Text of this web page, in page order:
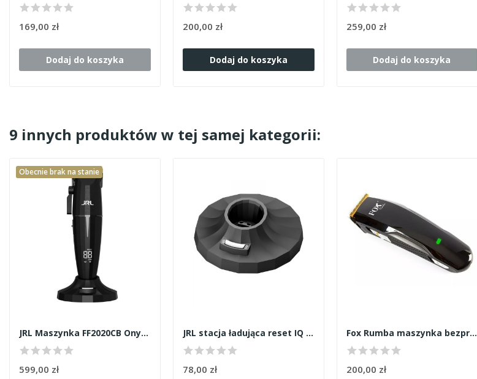
169,00 zł
Dodaj do koszyka
200,00 zł
Dodaj do koszyka
259,00 zł
Dodaj do koszyka
9 innych produktów w tej samej kategorii:
Obecnie brak na stanie
JRL Maszynka FF2020CB Onyx czarna
599,00 zł
JRL stacja ładująca reset IQ JRL-C2
78,00 zł
Fox Rumba maszynka bezprzewodowa
200,00 zł